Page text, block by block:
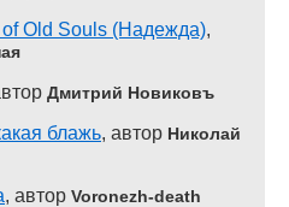
Old Souls (Надежда),
Дмитрий Новиковъ
блажь, автор Николай
, автор Voronezh-death